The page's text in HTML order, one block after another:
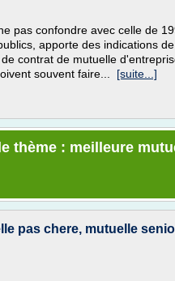
pas confondre avec celle de
apporte des indications
contrat de mutuelle
souvent faire... [suite...]
thème : meilleure
pas chere, mutuelle